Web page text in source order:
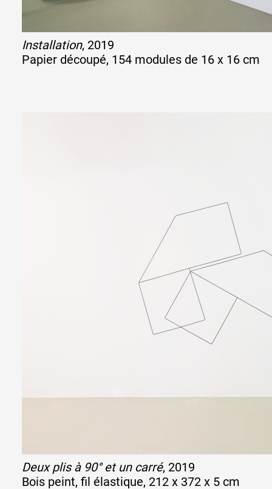
Artistes
Installation, 2019
Papier découpé, 154 modules de 16 x 16 cm
Deux plis à 90° et un carré, 2019
Bois peint, fil élastique, 212 x 372 x 5 cm